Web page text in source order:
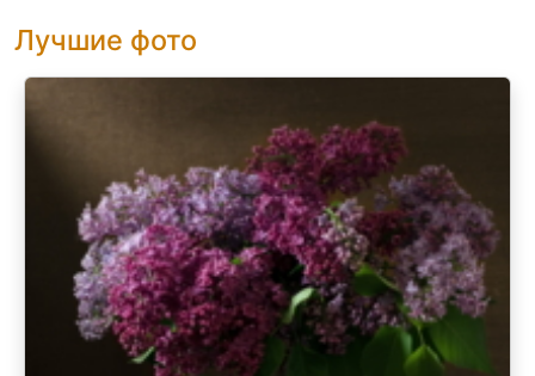
Лучшие фото